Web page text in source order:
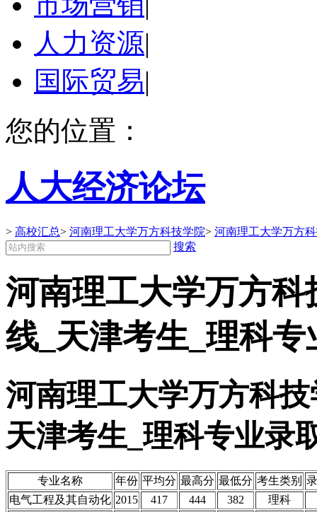
人力资源|
国际贸易|
您的位置：
人大经济论坛
> 高校汇总> 河南理工大学万方科技学院> 河南理工大学万方
搜索
河南理工大学万方科
线_天津考生_理科
河南理工大学万方科
天津考生_理科专业录
专业名称 年份 平均分 最高分 最低分 考生类别
电气工程及其自动化 2015 417 444 382
理科